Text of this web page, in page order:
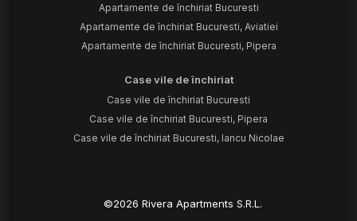
Apartamente de închiriat Bucuresti
Apartamente de închiriat Bucuresti, Aviatiei
Apartamente de închiriat Bucuresti, Pipera
Case vile de închiriat
Case vile de închiriat Bucuresti
Case vile de închiriat Bucuresti, Pipera
Case vile de închiriat Bucuresti, Iancu Nicolae
©2026 Rivera Apartments S.R.L.